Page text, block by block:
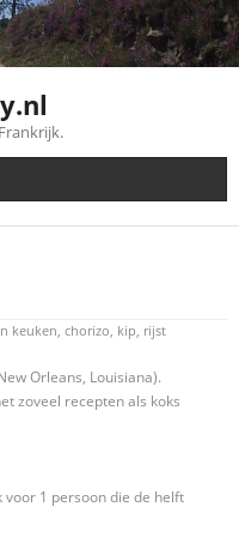
keuken, chorizo, kip, rijst
Orleans, Louisiana).
zoveel recepten als koks
1 persoon die de helft